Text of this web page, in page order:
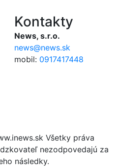
Kontakty
News, s.r.o.
news@news.sk
mobil: 0917417448
Všetky práva
nezodpovedajú za
následky.